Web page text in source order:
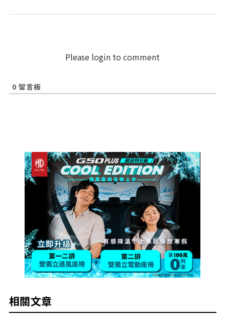
Please login to comment
0 留言板
相關文章